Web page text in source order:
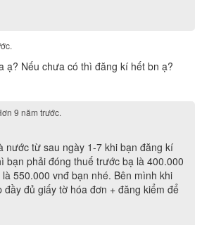
ạ? Nếu chưa có thì đăng kí hết bn ạ?
9 năm trước.
nước từ sau ngày 1-7 khi bạn đăng kí
bạn phải đóng thuế trước bạ là 400.000
550.000 vnđ bạn nhé. Bên mình khi
đầy đủ giấy tờ hóa đơn + đăng kiểm để